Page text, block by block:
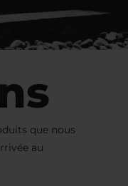
que nous
au